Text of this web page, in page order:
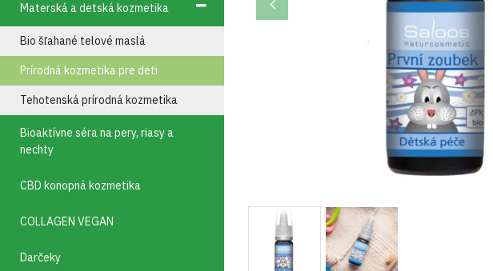
Materská a detská kozmetika
Bio šľahané telové maslá
Prírodná kozmetika pre deti
Tehotenská prírodná kozmetika
Bioaktívne séra na pery, riasy a
nechty
CBD konopná kozmetika
COLLAGEN VEGAN
Darčeky